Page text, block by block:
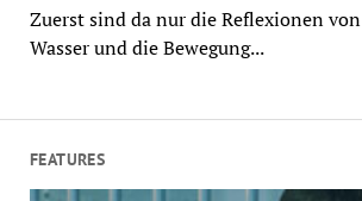
Zuerst sind da nur die Reflexionen
Wasser und die Bewegung...
FEATURES